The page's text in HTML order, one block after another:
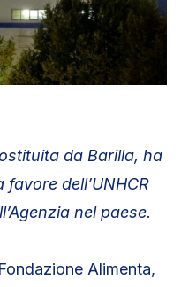
da Barilla, ha
dell’UNHCR
nel paese.
Alimenta,